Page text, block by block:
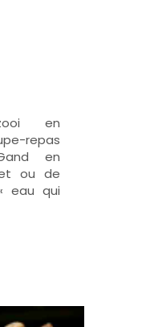
en
repas
en
ou de
eau qui